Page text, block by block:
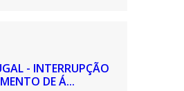
- INTERRUPÇÃO
DE Á...